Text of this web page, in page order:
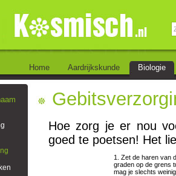
Home Aardrijkskunde Biologie
Hoe zorg je er nou
goed te poetsen! Het
1. Zet de haren van
graden op de grens
mag je slechts